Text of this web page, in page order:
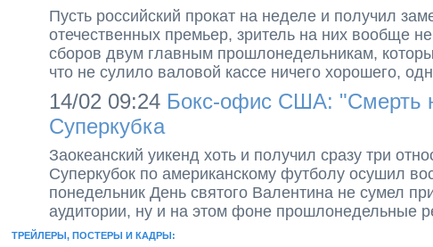
Пусть российский прокат на неделе и получил
отечественных премьер, зритель на них вообще
сборов двум главным прошлонедельникам,
что не сулило валовой кассе ничего хорошего,
14/02 09:24Бокс-офис США: "Смерть
Суперкубка
Заокеанский уикенд хоть и получил сразу три
Суперкубок по американскому футболу осушил
понедельник День святого Валентина не сумел
аудитории, ну и на этом фоне прошлонедельные
ТРЕЙЛЕРЫ, ПОСТЕРЫ И КАДРЫ: